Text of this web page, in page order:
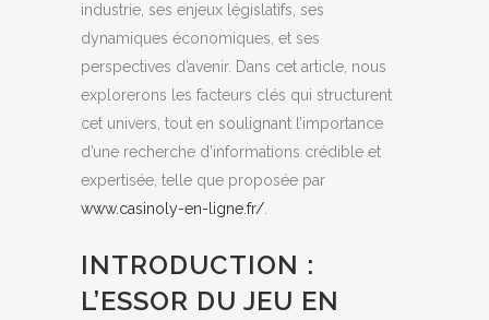
industrie, ses enjeux législatifs, ses
dynamiques économiques, et ses
perspectives d’avenir. Dans cet article, nous
explorerons les facteurs clés qui structurent
cet univers, tout en soulignant l’importance
d’une recherche d’informations crédible et
expertisée, telle que proposée par
www.casinoly-en-ligne.fr/
INTRODUCTION :
L’ESSOR DU JEU EN